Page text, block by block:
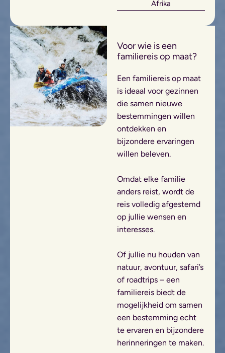
Afrika
Voor wie is een
familiereis op maat?
Een familiereis op maat
is ideaal voor gezinnen
die samen nieuwe
bestemmingen willen
ontdekken en
bijzondere ervaringen
willen beleven.
Omdat elke familie
anders reist, wordt de
reis volledig afgestemd
op jullie wensen en
interesses.
Of jullie nu houden van
natuur, avontuur, safari’s
of roadtrips – een
familiereis biedt de
mogelijkheid om samen
een bestemming echt
te ervaren en bijzondere
herinneringen te maken.